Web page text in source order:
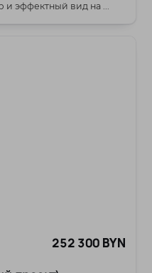
и эффектный вид на ...
252 300 BYN